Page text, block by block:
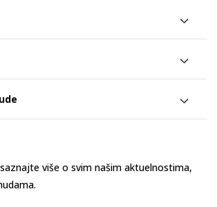
više o svim našim aktuelnostima,